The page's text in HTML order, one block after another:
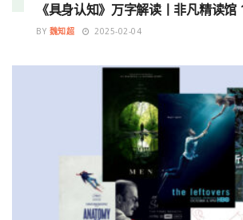
《具身认知》万字解读丨非凡精读馆
BY 魏知超 2025-02-04